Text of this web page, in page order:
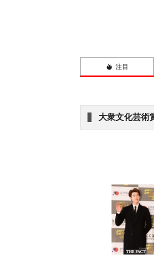
注目
大衆文化芸術